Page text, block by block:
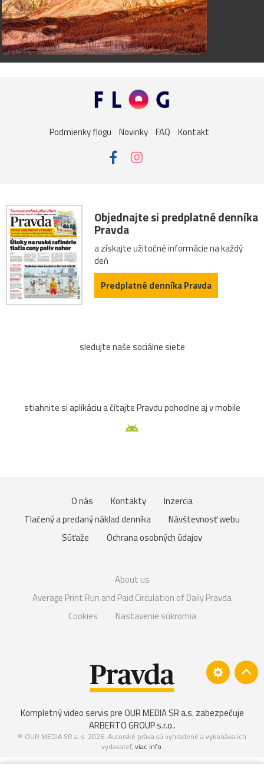
Podmienky flogu Novinky FAQ Kontakt
Objednajte si predplatné denníka
Pravda
a získajte užitočné informácie na každý
deň
Predplatné denníka Pravda
sledujte naše sociálne siete
stiahnite si aplikáciu a čítajte Pravdu pohodlne aj v mobile
O nás Kontakty
Inzercia
Tlačený a predaný náklad denníka
Návštevnosť webu
Súťaže
Ochrana osobných údajov
About us
Average Print Run and Paid Circulation of Daily Pravda
Cookies
Nastavenie súkromia
Kompletný video servis pre OUR MEDIA SR a.s. zabezpečuje
ARBERTO GROUP s.r.o..
© OUR MEDIA SR a. s. 2026. Autorské práva sú vyhradené a vykonáva ich
vydavateľ, viac info.